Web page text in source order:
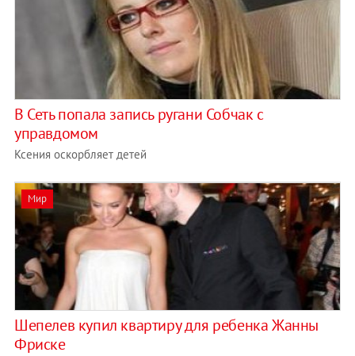
В Сеть попала запись ругани Собчак с
управдомом
Ксения оскорбляет детей
Мир
Шепелев купил квартиру для ребенка Жанны
Фриске